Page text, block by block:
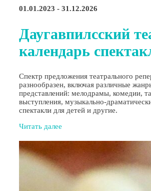
01.01.2023 - 31.12.2026
Даугавпилсский
календарь
Спектр предложения театрального
разнообразен, включая различные
представлений: мелодрамы, комедии,
выступления, музыкально-
спектакли для детей и другие.
Читать далее